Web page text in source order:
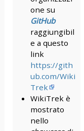
one su
GitHub
raggiungibil
e a questo
link
https://gith
ub.com/Wiki
Trek
WikiTrek è
mostrato
nello